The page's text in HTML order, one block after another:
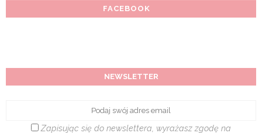
FACEBOOK
NEWSLETTER
Zapisując się do newslettera, wyrażasz zgodę na